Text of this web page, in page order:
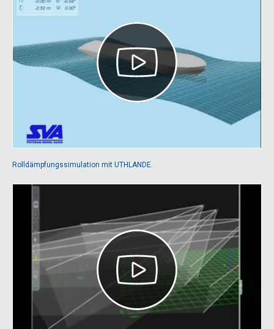
Rolldämpfungssimulation mit UTHLANDE.